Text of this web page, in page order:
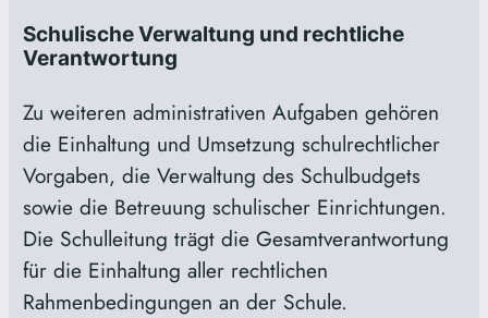
Schulische Verwaltung und rechtliche
Verantwortung
Zu weiteren administrativen Aufgaben gehören
die Einhaltung und Umsetzung schulrechtlicher
Vorgaben, die Verwaltung des Schulbudgets
sowie die Betreuung schulischer Einrichtungen.
Die Schulleitung trägt die Gesamtverantwortung
für die Einhaltung aller rechtlichen
Rahmenbedingungen an der Schule.